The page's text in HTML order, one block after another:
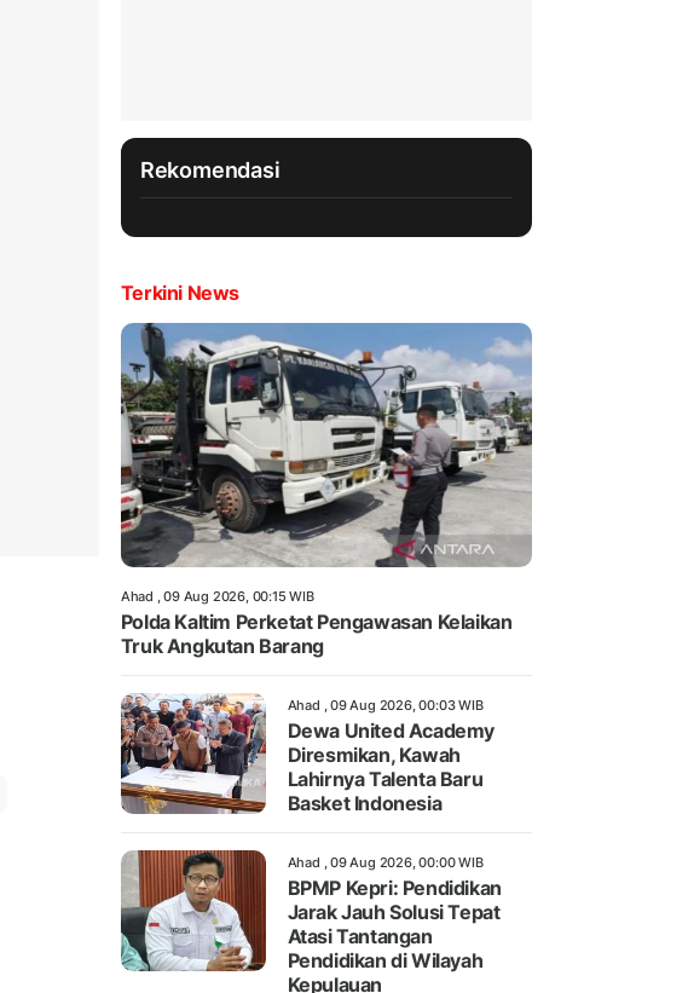
Rekomendasi
Terkini News
Ahad , 09 Aug 2026, 00:15 WIB
Polda Kaltim Perketat Pengawasan Kelaikan
Truk Angkutan Barang
Ahad , 09 Aug 2026, 00:03 WIB
Dewa United Academy
Diresmikan, Kawah
Lahirnya Talenta Baru
Basket Indonesia
Ahad , 09 Aug 2026, 00:00 WIB
BPMP Kepri: Pendidikan
Jarak Jauh Solusi Tepat
Atasi Tantangan
Pendidikan di Wilayah
Kepulauan